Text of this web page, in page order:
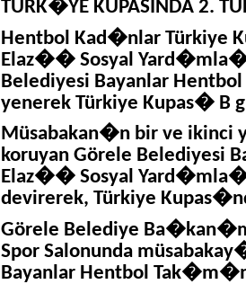
TÜRK�YE KUPASINDA 2.
Hentbol Kad�nlar Türkiye
Elaz�� Sosyal
Belediyesi Bayanlar
yenerek Türkiye Kupas� B
Müsabakan�n bir ve
koruyan Görele
Elaz�� Sosyal
devirerek, Türkiye
Görele Belediye
Spor Salonunda
Bayanlar Hentbol